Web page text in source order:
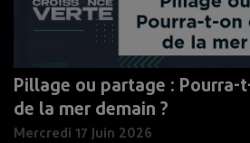
Pillage ou partage : Pourra-
de la mer demain ?
Mercredi 17 Juin 2026